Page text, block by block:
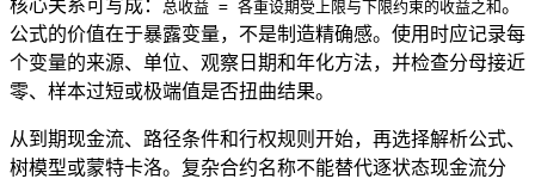
核心关系可写成： 总收益 = 各重设期受上限与下限约束的收益之和。
公式的价值在于暴露变量，不是制造精确感。使用时应记录每
个变量的来源、单位、观察日期和年化方法，并检查分母接近
零、样本过短或极端值是否扭曲结果。
从到期现金流、路径条件和行权规则开始，再选择解析公式、
树模型或蒙特卡洛。复杂合约名称不能替代逐状态现金流分